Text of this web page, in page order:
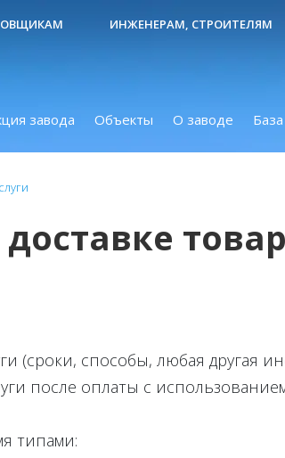
ИНЖЕНЕРАМ, СТРОИТЕЛЯМ
завода Объекты О заводе
(сроки, способы, любая другая
после оплаты с
типами: